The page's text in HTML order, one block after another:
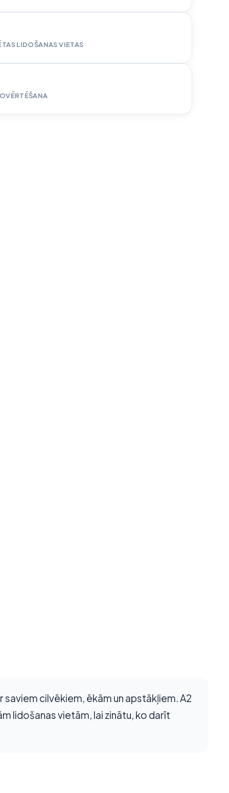
LIDOŠANAS VIETAS
cilvēkiem, ēkām un apstākļiem. A2
lidošanas vietām, lai zinātu, ko darīt